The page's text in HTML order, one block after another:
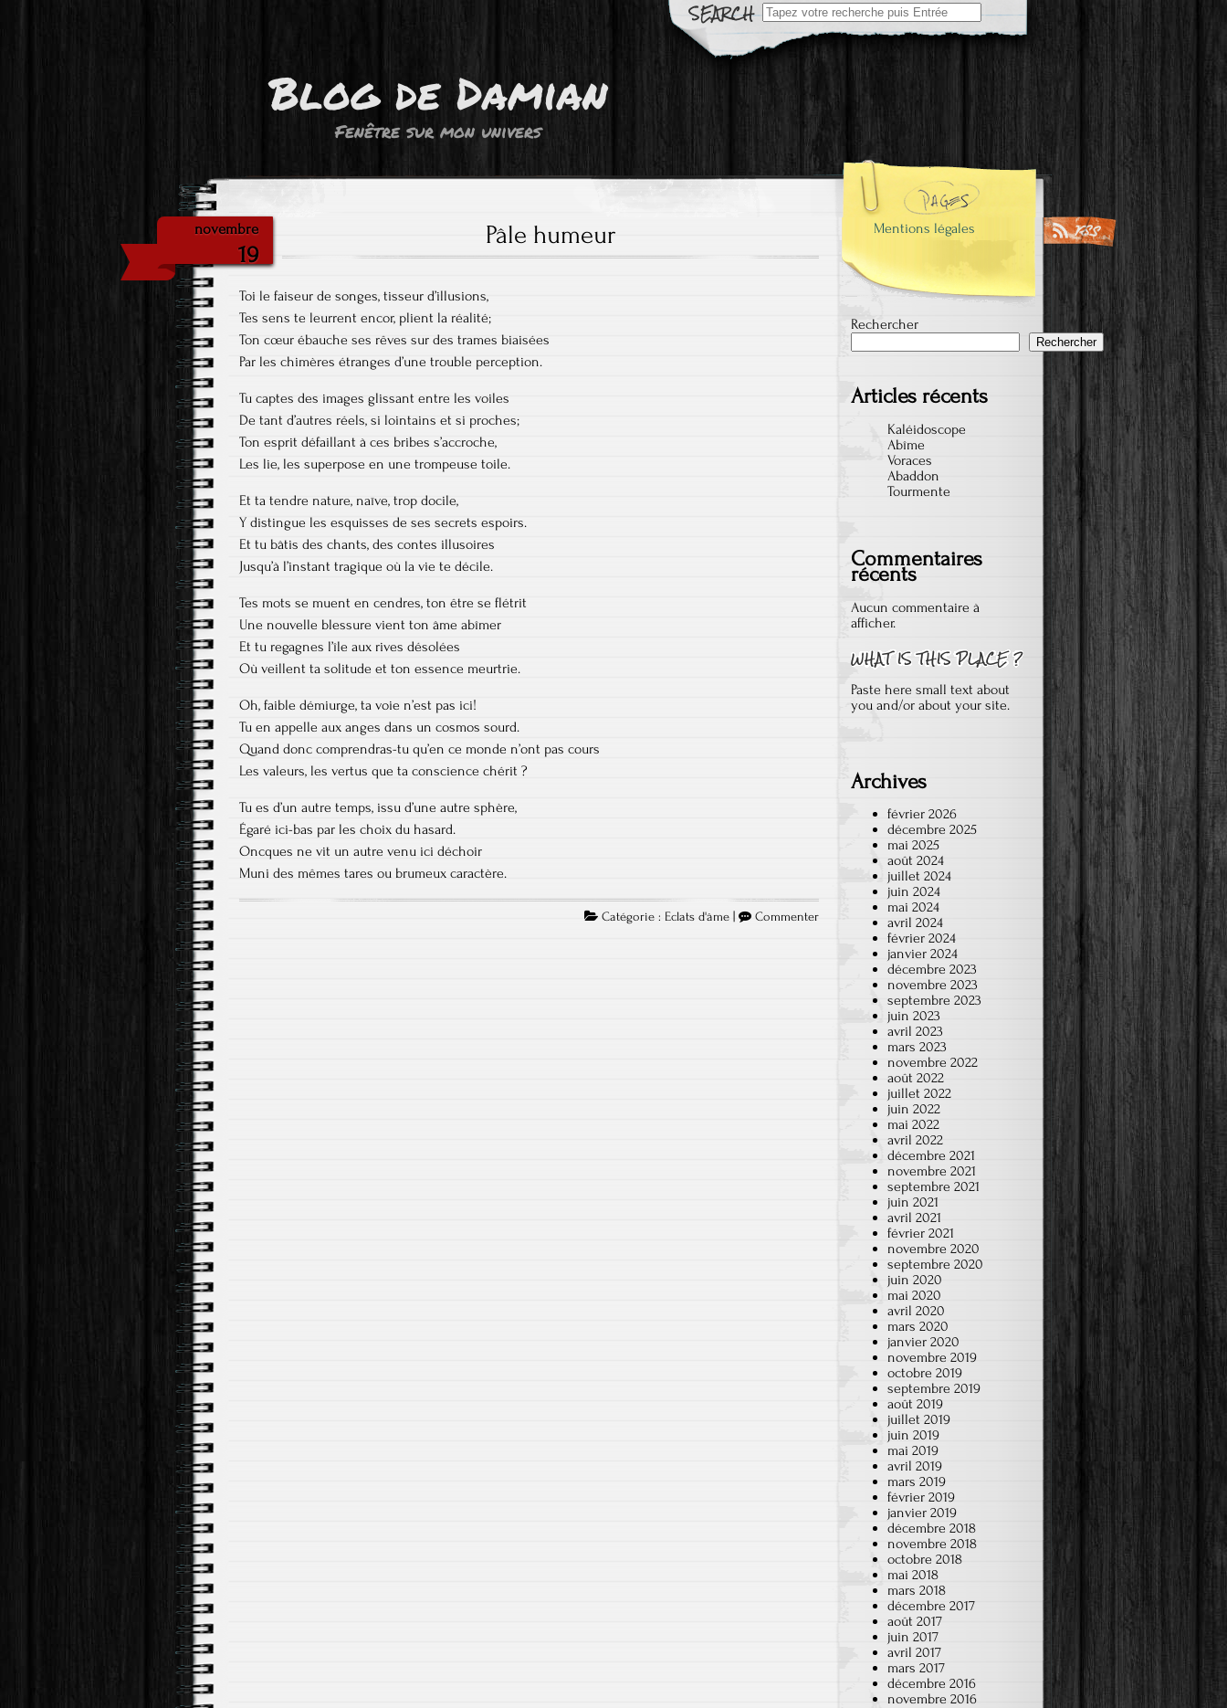
Résultats
de
recherche
Blog de Damian
Fenêtre sur mon univers
novembre
19
Pâle humeur
Toi le faiseur de songes, tisseur d’illusions,
Tes sens te leurrent encor, plient la réalité;
Ton cœur ébauche ses rêves sur des trames biaisées
Par les chimères étranges d’une trouble perception.
Tu captes des images glissant entre les voiles
De tant d’autres réels, si lointains et si proches;
Ton esprit défaillant à ces bribes s’accroche,
Les lie, les superpose en une trompeuse toile.
Et ta tendre nature, naïve, trop docile,
Y distingue les esquisses de ses secrets espoirs.
Et tu bâtis des chants, des contes illusoires
Jusqu’à l’instant tragique où la vie te décile.
Tes mots se muent en cendres, ton être se flétrit
Une nouvelle blessure vient ton âme abîmer
Et tu regagnes l’île aux rives désolées
Où veillent ta solitude et ton essence meurtrie.
Oh, faible démiurge, ta voie n’est pas ici!
Tu en appelle aux anges dans un cosmos sourd.
Quand donc comprendras-tu qu’en ce monde n’ont pas cours
Les valeurs, les vertus que ta conscience chérit ?
Tu es d’un autre temps, issu d’une autre sphère,
Égaré ici-bas par les choix du hasard.
Oncques ne vit un autre venu ici déchoir
Muni des mêmes tares ou brumeux caractère.
Catégorie : Eclats d'âme | Commenter
Mentions légales
Rechercher
Rechercher
Articles récents
Kaléidoscope
Abîme
Voraces
Abaddon
Tourmente
Commentaires
récents
Aucun commentaire à
afficher.
Paste here small text about
you and/or about your site.
Archives
février 2026
décembre 2025
mai 2025
août 2024
juillet 2024
juin 2024
mai 2024
avril 2024
février 2024
janvier 2024
décembre 2023
novembre 2023
septembre 2023
juin 2023
avril 2023
mars 2023
novembre 2022
août 2022
juillet 2022
juin 2022
mai 2022
avril 2022
décembre 2021
novembre 2021
septembre 2021
juin 2021
avril 2021
février 2021
novembre 2020
septembre 2020
juin 2020
mai 2020
avril 2020
mars 2020
janvier 2020
novembre 2019
octobre 2019
septembre 2019
août 2019
juillet 2019
juin 2019
mai 2019
avril 2019
mars 2019
février 2019
janvier 2019
décembre 2018
novembre 2018
octobre 2018
mai 2018
mars 2018
décembre 2017
août 2017
juin 2017
avril 2017
mars 2017
décembre 2016
novembre 2016